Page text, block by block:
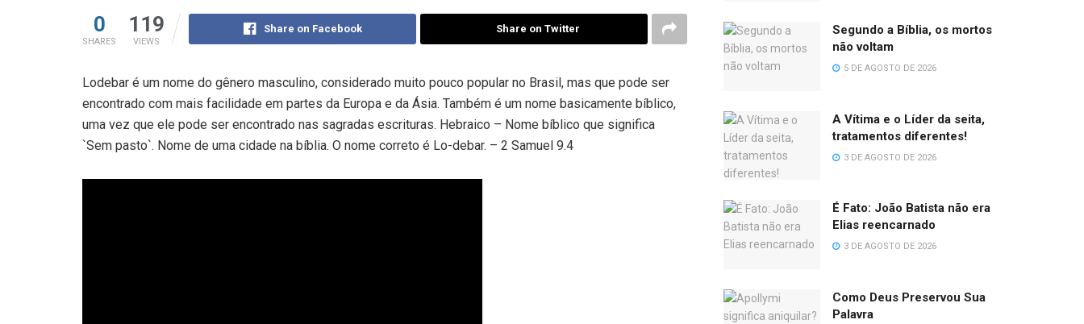
0
SHARES
119
VIEWS
Share on Facebook Share on Twitter
Lodebar é um nome do gênero masculino, considerado muito pouco popular no Brasil, mas que pode ser
encontrado com mais facilidade em partes da Europa e da Ásia. Também é um nome basicamente bíblico,
uma vez que ele pode ser encontrado nas sagradas escrituras. Hebraico – Nome bíblico que significa
`Sem pasto`. Nome de uma cidade na bíblia. O nome correto é Lo-debar. – 2 Samuel 9.4
Segundo a Bíblia, os mortos
não voltam
5 DE AGOSTO DE 2026
A Vítima e o Líder da seita,
tratamentos diferentes!
3 DE AGOSTO DE 2026
É Fato: João Batista não era
Elias reencarnado
3 DE AGOSTO DE 2026
Como Deus Preservou Sua
Palavra